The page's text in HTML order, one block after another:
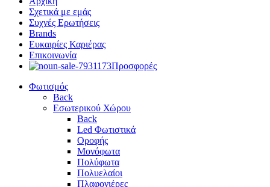
Σχετικά με εμάς
Συχνές Ερωτήσεις
Brands
Ευκαιρίες Καριέρας
Επικοινωνία
Προσφορές
Φωτισμός
Back
Εσωτερικού Χώρου
Back
Led Φωτιστικά
Οροφής
Μονόφωτα
Πολύφωτα
Πολυελαίοι
Πλαφονιέρες